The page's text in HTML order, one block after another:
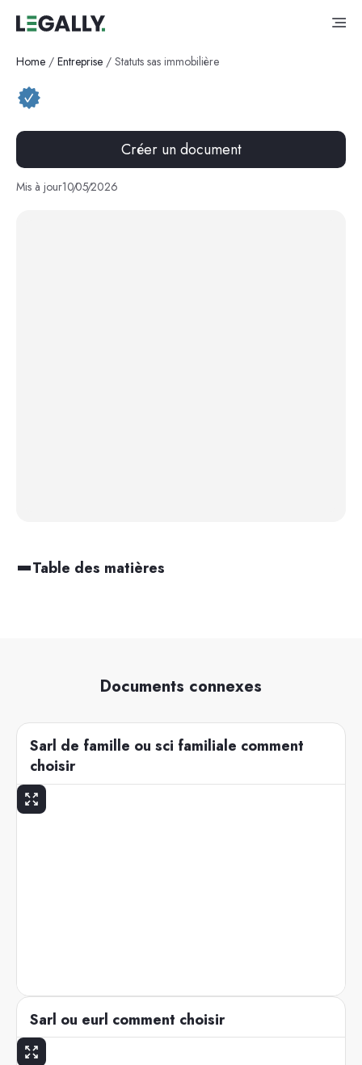
Home / Entreprise / Statuts sas immobilière
Créer un document
Mis à jour10/05/2026
Table des matières
Documents connexes
Sarl de famille ou sci familiale comment
choisir
Sarl ou eurl comment choisir